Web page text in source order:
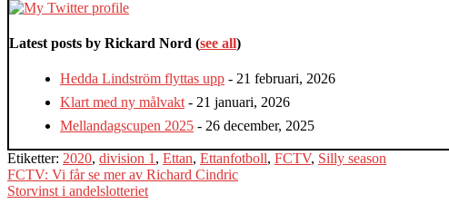
Latest posts by Rickard Nord (see all)
Hedda Lindström flyttas upp - 21 februari, 2026
Klart med ny målvakt - 21 januari, 2026
Mellandagscupen 2025 - 26 december, 2025
Etiketter: 2020, division 1 , Ettan, Ettanfotboll, FCTV, Silly season
Inläggsnavigering
FCTV: Vi får se mer av Richard Cindric
Storvinst i andelslotteriet